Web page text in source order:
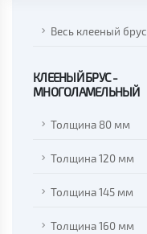
Весь клееный брус
КЛЕЕНЫЙ БРУС -
МНОГОЛАМЕЛЬНЫЙ
Толщина 80 мм
Толщина 120 мм
Толщина 145 мм
Толщина 160 мм